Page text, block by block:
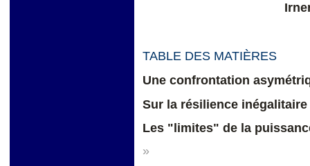
TABLE DES MATIÈRES
Une confrontation
Sur la résilience inégalitaire
Les "limites" de la
»